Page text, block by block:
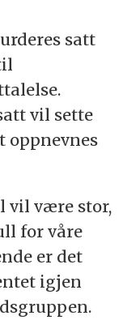
satt
vil sette
vil være stor,
for våre
er det
igjen